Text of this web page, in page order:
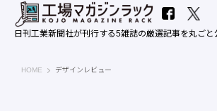
日刊工業新聞社が刊行する5雑誌の厳選記事を丸ごと
HOME 工場マガジンラック｜日刊工業新聞社
デザインレビュー